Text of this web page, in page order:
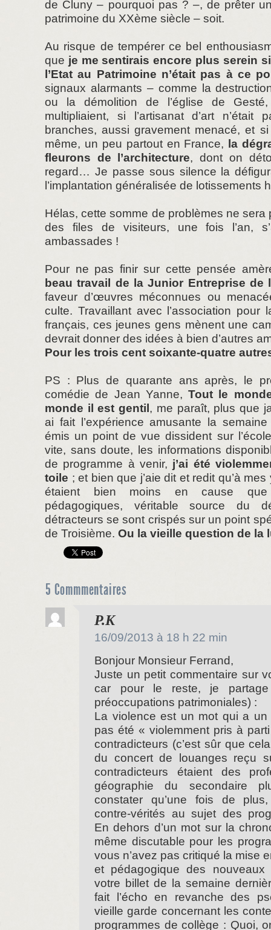
de Cluny – pourquoi pas ? –, de prêter
patrimoine du XXème siècle – soit.
Au risque de tempérer ce bel
que je me sentirais encore plus serein
l’Etat au Patrimoine n’était pas à ce
signaux alarmants – comme la
ou la démolition de l’église de
multipliaient, si l’artisanat d’art n’était
branches, aussi gravement menacé, et
même, un peu partout en France,
la
fleurons de l’architecture, dont on
regard… Je passe sous silence la
l’implantation généralisée de lotissements
Hélas, cette somme de problèmes ne
des files de visiteurs, une fois l’an,
ambassades !
Pour ne pas finir sur cette pensée
beau travail de la Junior Entreprise de
faveur d’œuvres méconnues ou
culte. Travaillant avec l’association pour
français, ces jeunes gens mènent une
devrait donner des idées à bien d’autres
Pour les trois cent soixante-quatre
PS : Plus de quarante ans après, le
comédie de Jean Yanne,Tout le
monde il est gentil , me paraît, plus que
ai fait l’expérience amusante la
émis un point de vue dissident sur
vite, sans doute, les informations
de programme à venir, j’ai été
toile ; et bien que j’aie dit et redit qu’à
étaient bien moins en cause que
pédagogiques, véritable source du
détracteurs se sont crispés sur un point
de Troisième. Ou la vieille question de
5 Commmentaires
P.K
16/09/2013 à 18 h 22 min
Bonjour Monsieur Ferrand,
Juste un petit commentaire sur
car pour le reste, je partage
préoccupations patrimoniales) :
La violence est un mot qui a un
pas été « violemment pris à
contradicteurs (c’est sûr que
du concert de louanges reçu
contradicteurs étaient des
géographie du secondaire
constater qu’une fois de
contre-vérités au sujet des
En dehors d’un mot sur la
même discutable pour les
vous n’avez pas critiqué la mise
et pédagogique des nouveaux
votre billet de la semaine
fait l’écho en revanche des
vieille garde concernant les
programmes de collège : Quoi,